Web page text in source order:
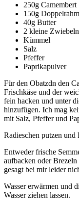
250g Camembert
150g
40g Butter
2 kleine Zwiebeln
Kümmel
Salz
Pfeffer
Paprikapulver
Für den Obatzdn den
Frischkäse und der
fein hacken und unter
hinzufügen. Ich mag
mit Salz, Pfeffer und
Radieschen putzen und
Entweder frische
aufbacken oder Brezeln
gesagt bei mir leider
Wasser erwärmen und
Wasser ziehen lassen.